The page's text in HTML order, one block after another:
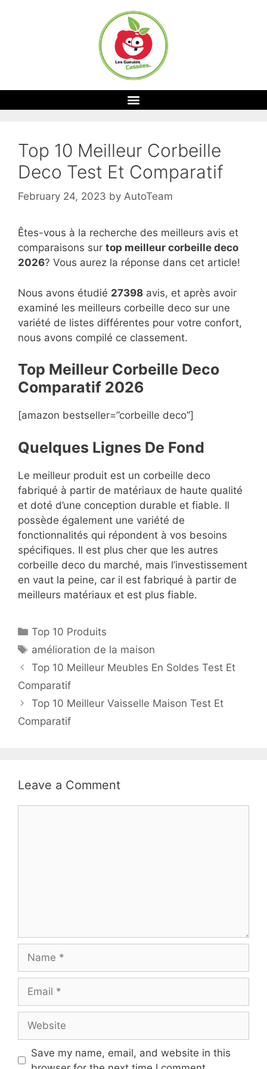
Top 10 Meilleur Corbeille
Deco Test Et Comparatif
February 24, 2023 by AutoTeam
Êtes-vous à la recherche des meilleurs avis et
comparaisons sur top meilleur corbeille deco
2026? Vous aurez la réponse dans cet article!
Nous avons étudié 27398 avis, et après avoir
examiné les meilleurs corbeille deco sur une
variété de listes différentes pour votre confort,
nous avons compilé ce classement.
Top Meilleur Corbeille Deco
Comparatif 2026
[amazon bestseller=”corbeille deco”]
Quelques Lignes De Fond
Le meilleur produit est un corbeille deco
fabriqué à partir de matériaux de haute qualité
et doté d’une conception durable et fiable. Il
possède également une variété de
fonctionnalités qui répondent à vos besoins
spécifiques. Il est plus cher que les autres
corbeille deco du marché, mais l’investissement
en vaut la peine, car il est fabriqué à partir de
meilleurs matériaux et est plus fiable.
Top 10 Produits
amélioration de la maison
Top 10 Meilleur Meubles En Soldes Test Et
Comparatif
Top 10 Meilleur Vaisselle Maison Test Et
Comparatif
Leave a Comment
Save my name, email, and website in this